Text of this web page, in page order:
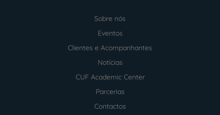
Sobre nós
Eventos
Clientes e Acompanhantes
Notícias
CUF Academic Center
Parcerias
Contactos